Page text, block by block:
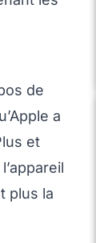
de
a
et
plus la